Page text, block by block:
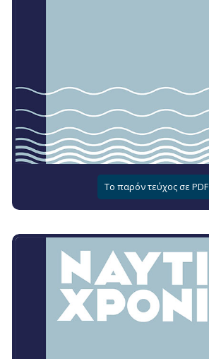
Το παρόν τεύχος σε PDF